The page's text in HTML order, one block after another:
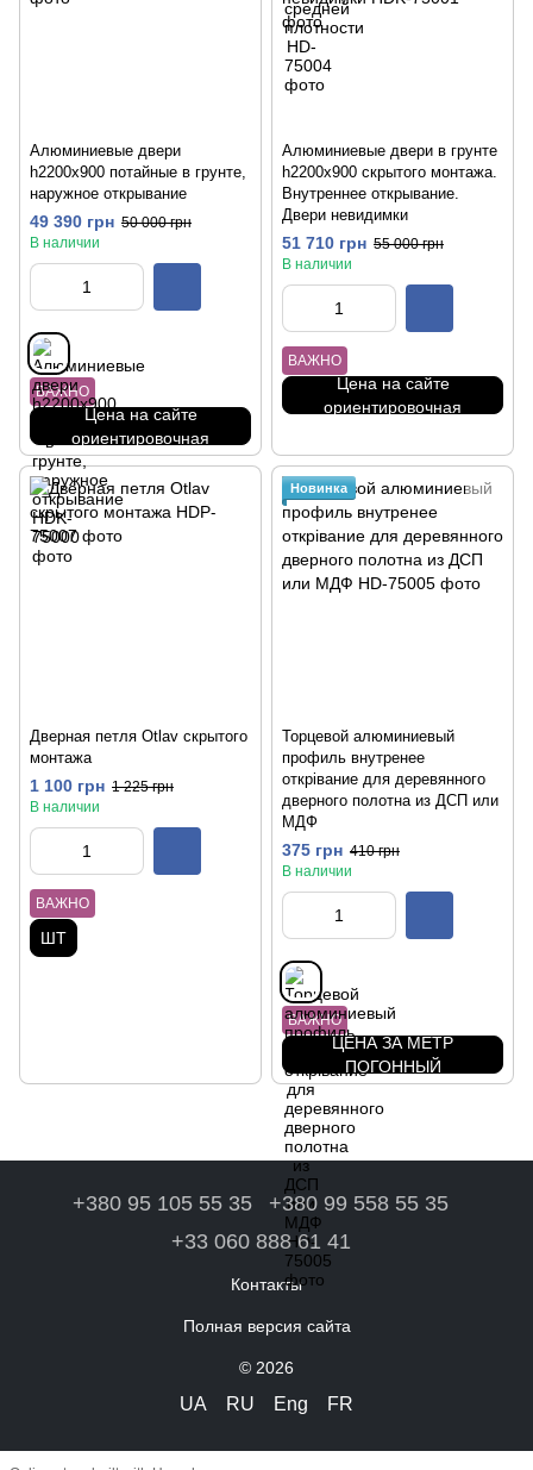
Алюминиевые двери
h2200x900 потайные в грунте,
наружное открывание
49 390 грн 50 000 грн
В наличии
ВАЖНО
Цена на сайте
ориентировочная
Алюминиевые двери в грунте
h2200x900 скрытого монтажа.
Внутреннее открывание.
Двери невидимки
51 710 грн 55 000 грн
В наличии
ВАЖНО
Цена на сайте
ориентировочная
Дверная петля Otlav скрытого
монтажа
1 100 грн 1 225 грн
В наличии
ВАЖНО
ШТ
Новинка
Торцевой алюминиевый
профиль внутренее
открівание для деревянного
дверного полотна из ДСП или
МДФ
375 грн 410 грн
В наличии
ВАЖНО
ЦЕНА ЗА МЕТР
ПОГОННЫЙ
+380 95 105 55 35
+380 99 558 55 35
+33 060 888 61 41
Контакты
Полная версия сайта
© 2026
UA RU Eng FR